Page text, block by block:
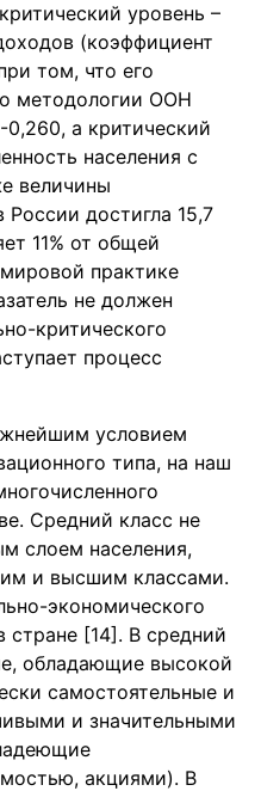
уровень –
(коэффициент
том, что его
методологии ООН
0,260, а критический
населения с
величины
достигла 15,7
11% от общей
практике
не должен
критического
процесс
условием
типа, на наш
Средний класс не
слоем населения,
и высшим классами.
экономического
стране [14]. В средний
обладающие высокой
самостоятельные и
и значительными
акциями). В